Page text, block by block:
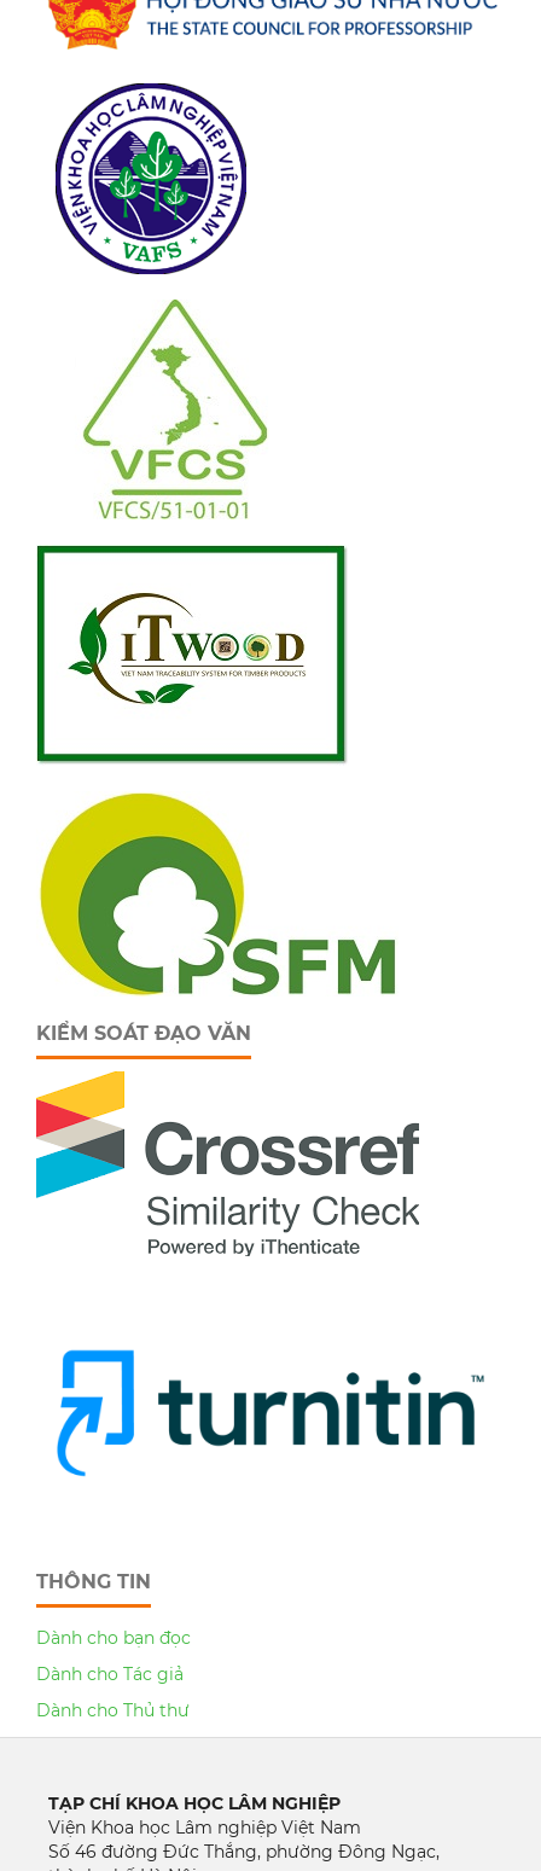
KIỂM SOÁT ĐẠO VĂN
THÔNG TIN
Dành cho bạn đọc
Dành cho Tác giả
Dành cho Thủ thư
TẠP CHÍ KHOA HỌC LÂM NGHIỆP
Viện Khoa học Lâm nghiệp Việt Nam
Số 46 đường Đức Thắng, phường Đông Ngạc,